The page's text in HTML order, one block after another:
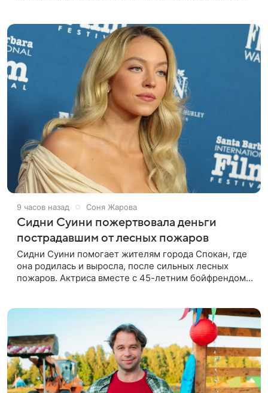
9 часов назад Соня Жарова
Сидни Суини пожертвовала деньги
пострадавшим от лесных пожаров
Сидни Суини помогает жителям города Спокан, где
она родилась и выросла, после сильных лесных
пожаров. Актриса вместе с 45-летним бойфрендом